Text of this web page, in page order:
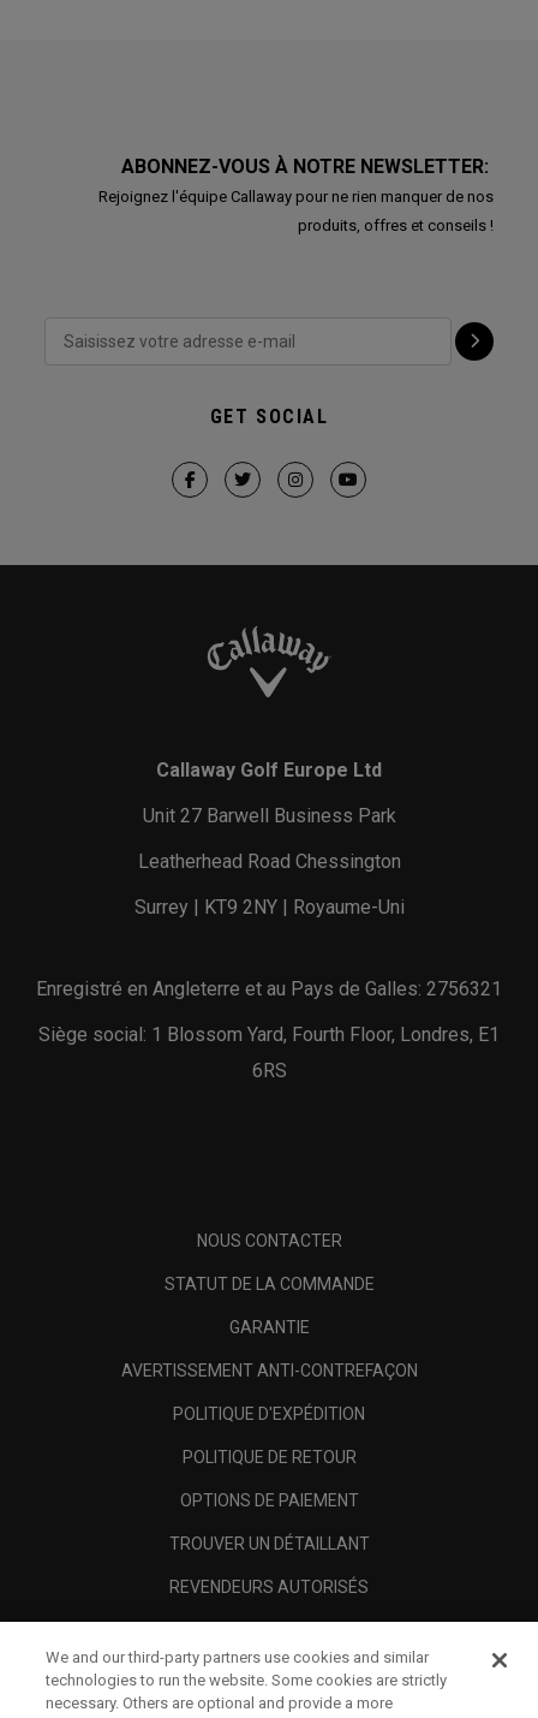
ABONNEZ-VOUS À NOTRE NEWSLETTER:
Rejoignez l'équipe Callaway pour ne rien manquer de nos
produits, offres et conseils !
GET SOCIAL
Callaway Golf Europe Ltd
Unit 27 Barwell Business Park
Leatherhead Road Chessington
Surrey | KT9 2NY | Royaume-Uni
Enregistré en Angleterre et au Pays de Galles: 2756321
Siège social: 1 Blossom Yard, Fourth Floor, Londres, E1
6RS
NOUS CONTACTER
STATUT DE LA COMMANDE
GARANTIE
AVERTISSEMENT ANTI-CONTREFAÇON
POLITIQUE D'EXPÉDITION
POLITIQUE DE RETOUR
OPTIONS DE PAIEMENT
TROUVER UN DÉTAILLANT
REVENDEURS AUTORISÉS
A PROPOS
We and our third-party partners use cookies and similar
technologies to run the website. Some cookies are strictly
necessary. Others are optional and provide a more